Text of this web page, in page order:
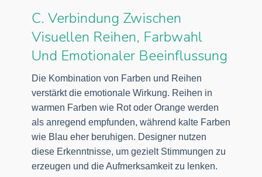
C. Verbindung Zwischen
Visuellen Reihen, Farbwahl
Und Emotionaler Beeinflussung
Die Kombination von Farben und Reihen
verstärkt die emotionale Wirkung. Reihen in
warmen Farben wie Rot oder Orange werden
als anregend empfunden, während kalte Farben
wie Blau eher beruhigen. Designer nutzen
diese Erkenntnisse, um gezielt Stimmungen zu
erzeugen und die Aufmerksamkeit zu lenken.